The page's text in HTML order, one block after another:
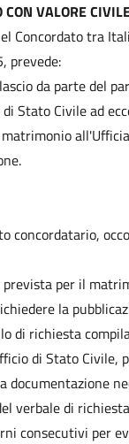
CON VALORE
Concordato tra
prevede:
da parte del
Stato Civile ad
concordatario,
per il
la
di richiesta
di Stato Civile,
verbale di
consecutivi per